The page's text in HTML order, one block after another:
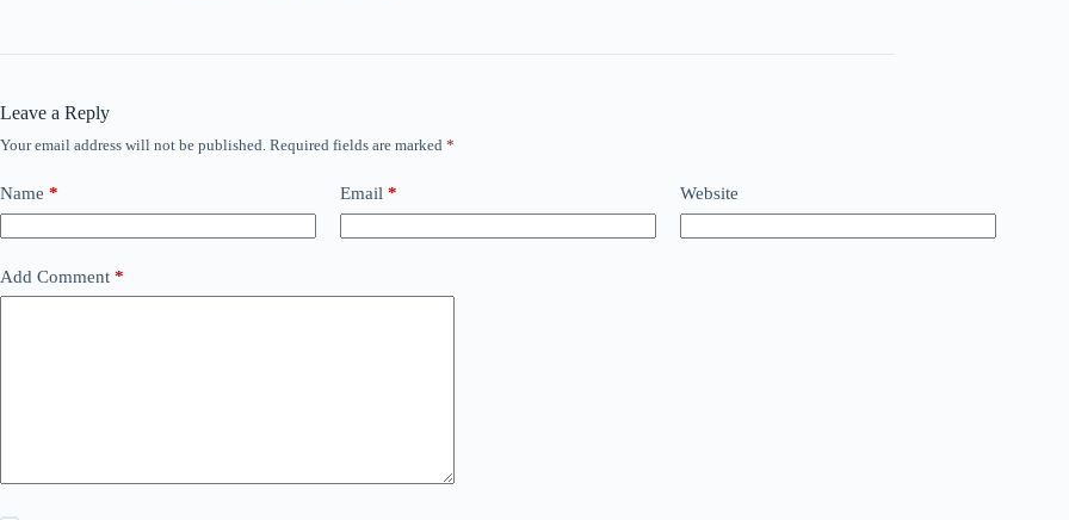
Leave a Reply
Your email address will not be published. Required fields are marked *
Name * Email * Website
Add Comment *